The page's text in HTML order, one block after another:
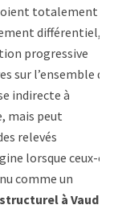
totalement
différentiel,
progressive
sur l’ensemble de
indirecte à
mais peut
relevés
lorsque ceux-ci
comme un
à Vaud